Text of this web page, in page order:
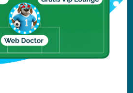
partono diversi treni che
distretti di New York
è possibile prendere il
più elevato rispetto al